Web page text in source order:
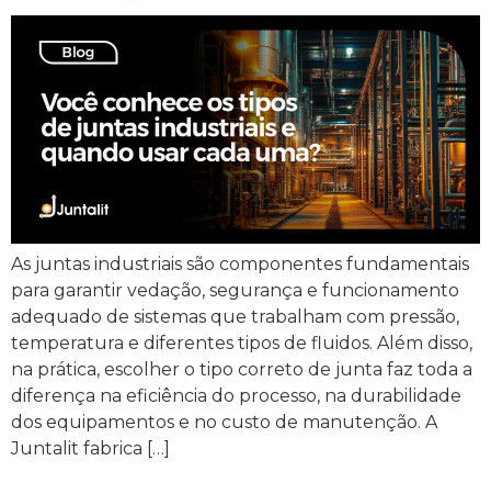
As juntas industriais são componentes fundamentais
para garantir vedação, segurança e funcionamento
adequado de sistemas que trabalham com pressão,
temperatura e diferentes tipos de fluidos. Além disso,
na prática, escolher o tipo correto de junta faz toda a
diferença na eficiência do processo, na durabilidade
dos equipamentos e no custo de manutenção. A
Juntalit fabrica […]